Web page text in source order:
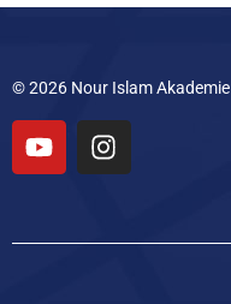
© 2026 Nour Islam Akademie